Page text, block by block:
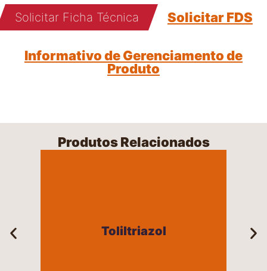
Solicitar Ficha Técnica Solicitar FDS
Informativo de Gerenciamento de
Produto
Produtos Relacionados
Toliltriazol
+